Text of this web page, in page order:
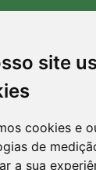
site
cookies e
de
a sua
e sem custos
gratuitas
a sua
dias